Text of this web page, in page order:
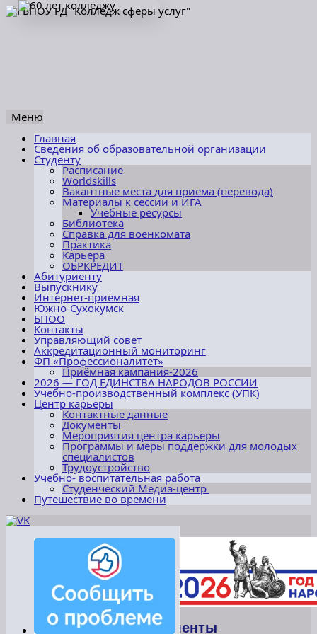
Меню
Перейти
содержимому
Главная
Сведения об образовательной организации
Студенту
Расписание
Worldskills
Вакантные места для приема (перевода)
Материалы к сессии и ИГА
Учебные ресурсы
Библиотека
Справка для военкомата
Практика
Карьера
ОБРКРЕДИТ
Абитуриенту
Выпускнику
Интернет-приёмная
Южно-Сухокумск
БПОО
Контакты
Управляющий совет
Аккредитационный мониторинг
ФП «Профессионалитет»
Приёмная кампания-2026
2026 — ГОД ЕДИНСТВА НАРОДОВ РОССИИ
Учебно-производственный комплекс (УПК)
Центр карьеры
Контактные данные
Документы
Мероприятия центра карьеры
Программы и меры поддержки для молодых
специалистов
Трудоустройство
Учебно- воспитательная работа
Студенческий Медиа-центр
Путешествие во времени
Документы